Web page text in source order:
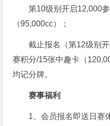
第10级别开启12,000
（95,000cc）；
截止报名（第12级别
赛积分/15张中趣卡（
均记分牌。
赛事福利
1、会员报名即送日赛